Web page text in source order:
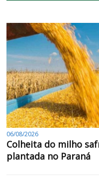
06/08/2026
Colheita do milho
plantada no Paraná